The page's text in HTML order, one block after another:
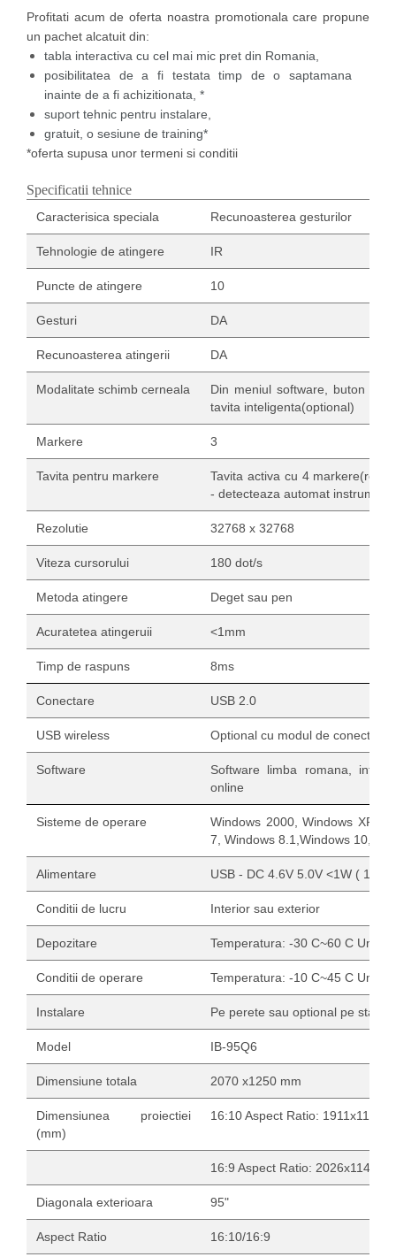
Profitati acum de oferta noastra promotionala care propune
un pachet alcatuit din:
tabla interactiva cu cel mai mic pret din Romania,
posibilitatea de a fi testata timp de o saptamana
inainte de a fi achizitionata, *
suport tehnic pentru instalare,
gratuit, o sesiune de training*
*oferta supusa unor termeni si conditii
Specificatii tehnice
Caracterisica speciala Recunoasterea gesturilor
Tehnologie de atingere IR
Puncte de atingere 10
Gesturi DA
Recunoasterea atingerii DA
Modalitate schimb cerneala
Din meniul software, buton de
tavita inteligenta(optional)
Markere 3
Tavita pentru markere
Tavita activa cu 4
- detecteaza automat
Rezolutie 32768 x 32768
Viteza cursorului 180 dot/s
Metoda atingere Deget sau pen
Acuratetea atingeruii <1mm
Timp de raspuns 8ms
Conectare USB 2.0
USB wireless Optional cu modul de conectare
Software
Software limba romana,
online
Sisteme de operare
Windows 2000, Windows XP,
7, Windows 8.1,Windows 10,
Alimentare USB - DC 4.6V 5.0V <1W (
Conditii de lucru Interior sau exterior
Depozitare Temperatura: -30 C~60 C
Conditii de operare Temperatura: -10 C~45 C
Instalare Pe perete sau optional pe stand
Model IB-95Q6
Dimensiune totala 2070 x1250 mm
Dimensiunea proiectiei
(mm)
16:10 Aspect Ratio: 1911x1196
16:9 Aspect Ratio: 2026x1140
Diagonala exterioara 95"
Aspect Ratio 16:10/16:9